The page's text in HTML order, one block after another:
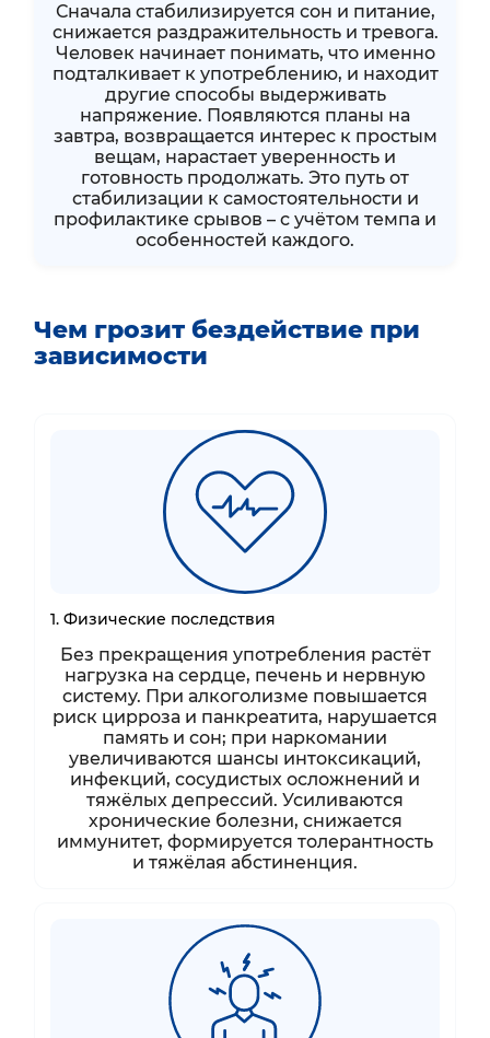
Сначала стабилизируется сон и питание,
снижается раздражительность и тревога.
Человек начинает понимать, что именно
подталкивает к употреблению, и находит
другие способы выдерживать
напряжение. Появляются планы на
завтра, возвращается интерес к простым
вещам, нарастает уверенность и
готовность продолжать. Это путь от
стабилизации к самостоятельности и
профилактике срывов – с учётом темпа и
особенностей каждого.
Чем грозит бездействие при
зависимости
1. Физические последствия
Без прекращения употребления растёт
нагрузка на сердце, печень и нервную
систему. При алкоголизме повышается
риск цирроза и панкреатита, нарушается
память и сон; при наркомании
увеличиваются шансы интоксикаций,
инфекций, сосудистых осложнений и
тяжёлых депрессий. Усиливаются
хронические болезни, снижается
иммунитет, формируется толерантность
и тяжёлая абстиненция.